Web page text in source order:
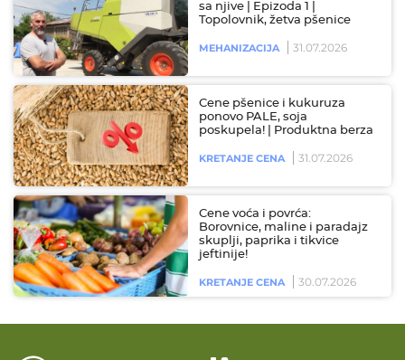
sa njive | Epizoda 1 |
Topolovnik, žetva pšenice
MEHANIZACIJA 31.07.2026
Cene pšenice i kukuruza
ponovo PALE, soja
poskupela! | Produktna berza
KRETANJE CENA 31.07.2026
Cene voća i povrća:
Borovnice, maline i paradajz
skuplji, paprika i tikvice
jeftinije!
KRETANJE CENA 30.07.2026